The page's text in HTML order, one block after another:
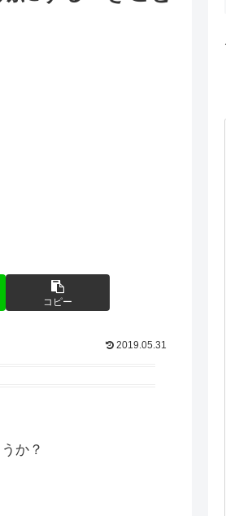
コピー
2019.05.31
か？